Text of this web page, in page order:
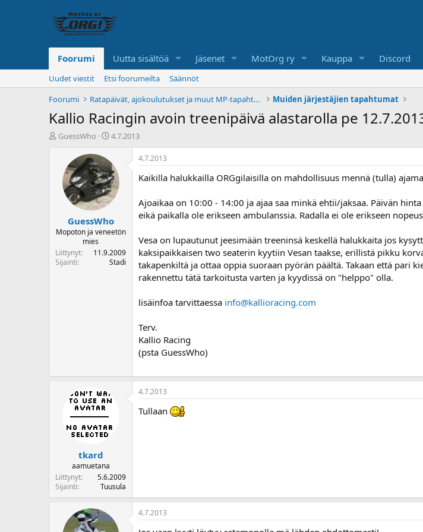
Foorumi Uutta sisältöä Jäsenet MotOrg ry Kauppa Discord
Uudet viestit Etsi foorumeilta
Säännöt
Foorumi
Ratapäivät, ajokoulutukset ja muut MP-tapahtumat Muiden järjestäjien tapahtumat
Kallio Racingin avoin treenipäivä alastarolla pe
K
u
a
l
GuessWho
A
i
t
u
s
ä
i
ä
4.7.2013
GuessWho
Mopoton ja veneetön
mies
Liittynyt
11.9.2009
Sijainti
Stadi
4.7.2013
Kaikilla halukkailla ORGgilaisilla on mahdollisuus mennä (tulla)
Ajoaikaa on 10:00 - 14:00 ja ajaa saa minkä ehtii/jaksaa. Päivän
eikä paikalla ole erikseen ambulanssia. Radalla ei ole erikseen
Vesa on lupautunut jeesimään treeninsä keskellä halukkaita jos
kaksipaikkaisen two seaterin kyytiin Vesan taakse, erillistä pikku
takapenkiltä ja ottaa oppia suoraan pyörän päältä. Takaan että pari
rakennettu tätä tarkoitusta varten ja kyydissä on "helppo" olla.
lisäinfoa tarvittaessa info@kallioracing.com
Terv.
Kallio Racing
(psta GuessWho)
tkard
aamuetana
Liittynyt
5.6.2009
Sijainti
Tuusula
4.7.2013
Tullaan
4.7.2013